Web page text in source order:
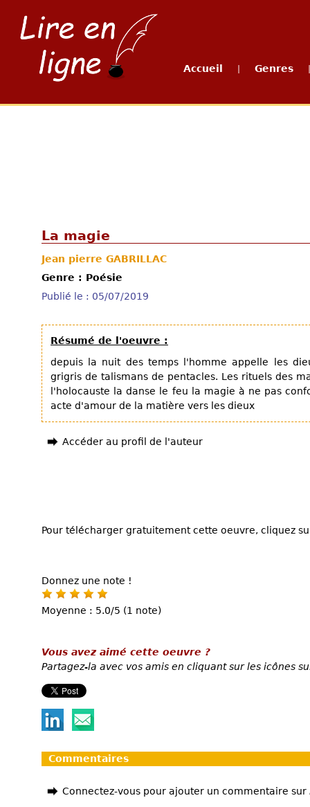
Accueil Genres
La magie
Jean pierre GABRILLAC
Genre : Poésie
Publié le : 05/07/2019
Résumé de l'oeuvre :
depuis la nuit des temps l'homme appelle les
grigris de talismans de pentacles. Les rituels des
l'holocauste la danse le feu la magie à ne pas
acte d'amour de la matière vers les dieux
Accéder au profil de l'auteur
Pour télécharger gratuitement cette oeuvre, cliquez
Donnez une note !
Moyenne : 5.0/5 (1 note)
Vous avez aimé cette oeuvre ?
Partagez-la avec vos amis en cliquant sur les icônes
Commentaires
Connectez-vous pour ajouter un commentaire sur